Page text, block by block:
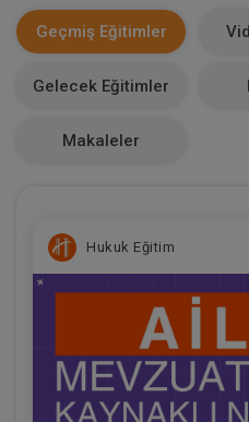
0
0
Geçmiş Eğitimler
Gelecek Eğitimler
Makaleler
Hukuk Eğitim